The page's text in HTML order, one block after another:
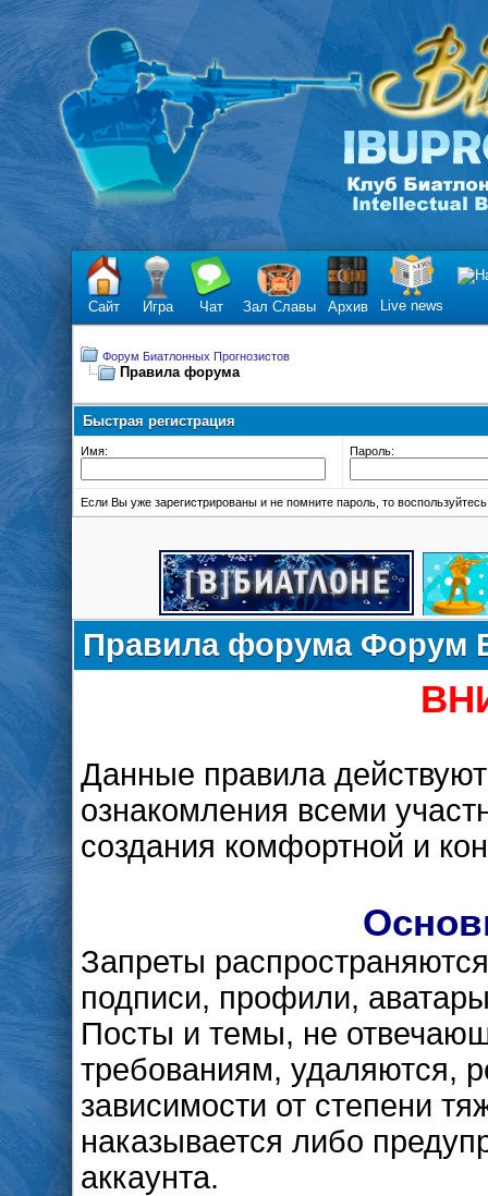
Сайт Игра Чат Зал Славы Архив Live news
Форум Биатлонных Прогнозистов
Правила форума
Быстрая регистрация
Имя: Пароль:
Если Вы уже зарегистрированы и не помните пароль, то
Правила форума Форум
Данные правила
ознакомления всеми
создания комфортной и
Запреты
подписи, профили,
Посты и темы, не
требованиям, удаляются,
зависимости от степени
наказывается либо
аккаунта.